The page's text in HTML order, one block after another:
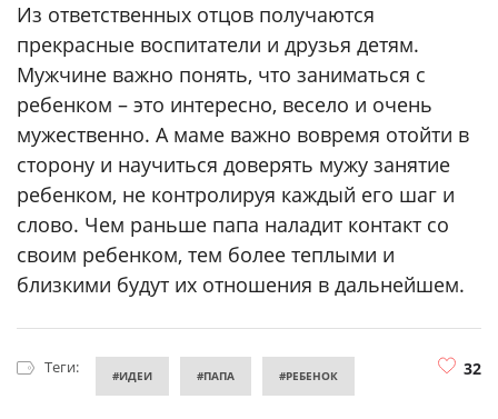
Из ответственных отцов получаются
прекрасные воспитатели и друзья детям.
Мужчине важно понять, что заниматься с
ребенком – это интересно, весело и очень
мужественно. А маме важно вовремя отойти в
сторону и научиться доверять мужу занятие
ребенком, не контролируя каждый его шаг и
слово. Чем раньше папа наладит контакт со
своим ребенком, тем более теплыми и
близкими будут их отношения в дальнейшем.
Теги: #ИДЕИ #ПАПА #РЕБЕНОК 32